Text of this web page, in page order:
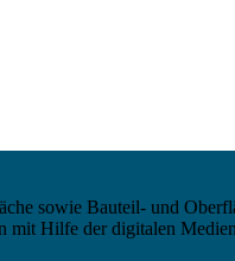
sowie Bauteil- und
mit Hilfe der digitalen